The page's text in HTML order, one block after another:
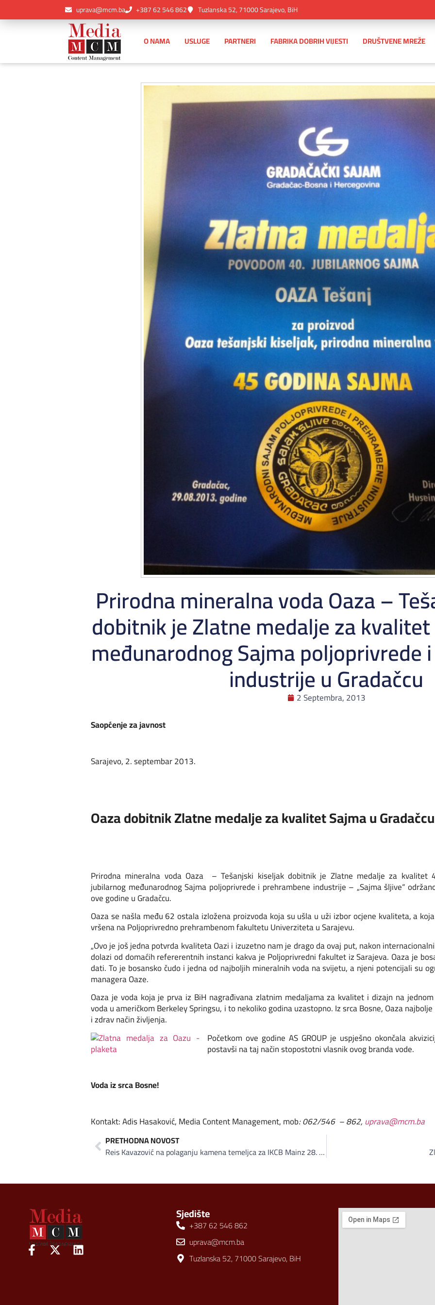
uprava@mcm.ba +387 62 546 862 Tuzlanska 52, 71000 Sarajevo, BiH
O NAMA USLUGE PARTNERI FABRIKA DOBRIH VIJESTI DRUŠTVENE MREŽE
Prirodna mineralna voda Oaza –
dobitnik je Zlatne medalje za
međunarodnog Sajma poljoprivrede
industrije u Gradačcu
2 Septembra, 2013
Saopćenje za javnost
Sarajevo, 2. septembar 2013.
Oaza dobitnik Zlatne medalje za kvalitet Sajma u Gradačcu
Prirodna mineralna voda Oaza – Tešanjski kiseljak dobitnik je Zlatne medalje za kvalitet
jubilarnog međunarodnog Sajma poljoprivrede i prehrambene industrije – „Sajma šljive“
ove godine u Gradačcu.
Oaza se našla među 62 ostala izložena proizvoda koja su ušla u uži izbor ocjene kvaliteta, a
vršena na Poljoprivredno prehrambenom fakultetu Univerziteta u Sarajevu.
„Ovo je još jedna potvrda kvaliteta Oazi i izuzetno nam je drago da ovaj put, nakon
dolazi od domaćih refererentnih instanci kakva je Poljoprivredni fakultet iz Sarajeva. Oaza je
dati. To je bosansko čudo i jedna od najboljih mineralnih voda na svijetu, a njeni potencijali su
managera Oaze.
Oaza je voda koja je prva iz BiH nagrađivana zlatnim medaljama za kvalitet i dizajn na
voda u američkom Berkeley Springsu, i to nekoliko godina uzastopno. Iz srca Bosne, Oaza
i zdrav način življenja.
Početkom ove godine AS GROUP je uspješno okončala
postavši na taj način stopostotni vlasnik ovog branda vode.
Voda iz srca Bosne!
Kontakt: Adis Hasaković, Media Content Management, mob: 062/546 – 862,uprava@mcm.ba
PRETHODNA NOVOST
Reis Kavazović na polaganju kamena temeljca za IKCB Mainz 28. septembra 2013.
Sjedište
+387 62 546 862
uprava@mcm.ba
Tuzlanska 52, 71000 Sarajevo, BiH